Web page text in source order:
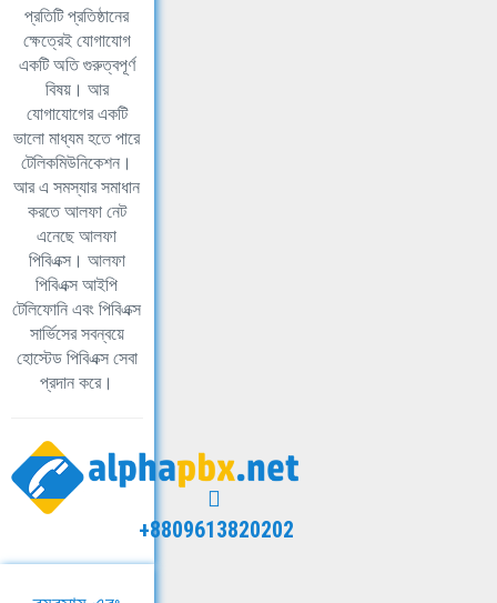
প্রতিটি প্রতিষ্ঠানের
ক্ষেত্রেই যোগাযোগ
একটি অতি গুরুত্বপূর্ণ
বিষয়। আর
যোগাযোগের একটি
ভালো মাধ্যম হতে পারে
টেলিকমিউনিকেশন।
আর এ সমস্যার সমাধান
করতে আলফা নেট
এনেছে আলফা
পিবিএক্স। আলফা
পিবিএক্স আইপি
টেলিফোনি এবং পিবিএক্স
সার্ভিসের সবন্বয়ে
হোস্টেড পিবিএক্স সেবা
প্রদান করে।
+8809613820202